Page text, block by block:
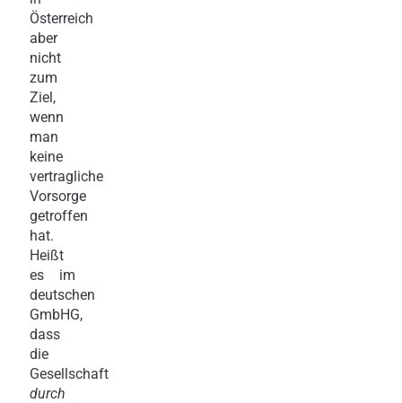
Österreich
aber
nicht
zum
Ziel,
wenn
man
keine
vertragliche
Vorsorge
getroffen
hat.
Heißt
es im
deutschen
GmbHG,
dass
die
Gesellschaft
durch